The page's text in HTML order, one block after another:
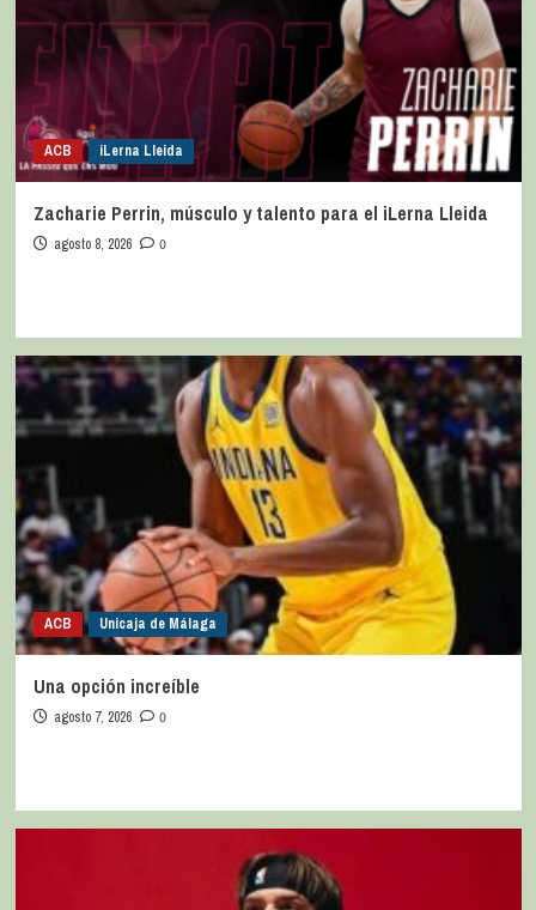
ACB iLerna Lleida
Zacharie Perrin, músculo y talento para el iLerna Lleida
agosto 8, 2026 0
ACB Unicaja de Málaga
Una opción increíble
agosto 7, 2026 0